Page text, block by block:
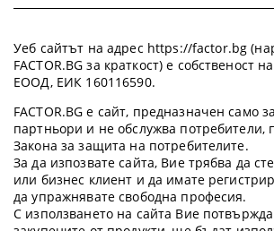
Уеб сайтът на адрес https://factor.bg
FACTOR.BG за краткост) е собственост
ЕООД, ЕИК 160116590.
FACTOR.BG е сайт, предназначен само
партньори и не обслужва потребители,
Закона за защита на потребителите.
За да изпозвате сайта, Вие трябва да
или бизнес клиент и да имате
да упражнявате свободна професия.
С използването на сайта Вие